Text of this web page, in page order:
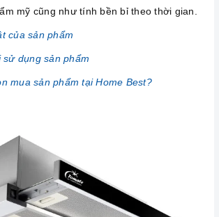
mỹ cũng như tính bền bỉ theo thời gian.
của sản phẩm
dụng sản phẩm
mua sản phẩm tại Home Best?